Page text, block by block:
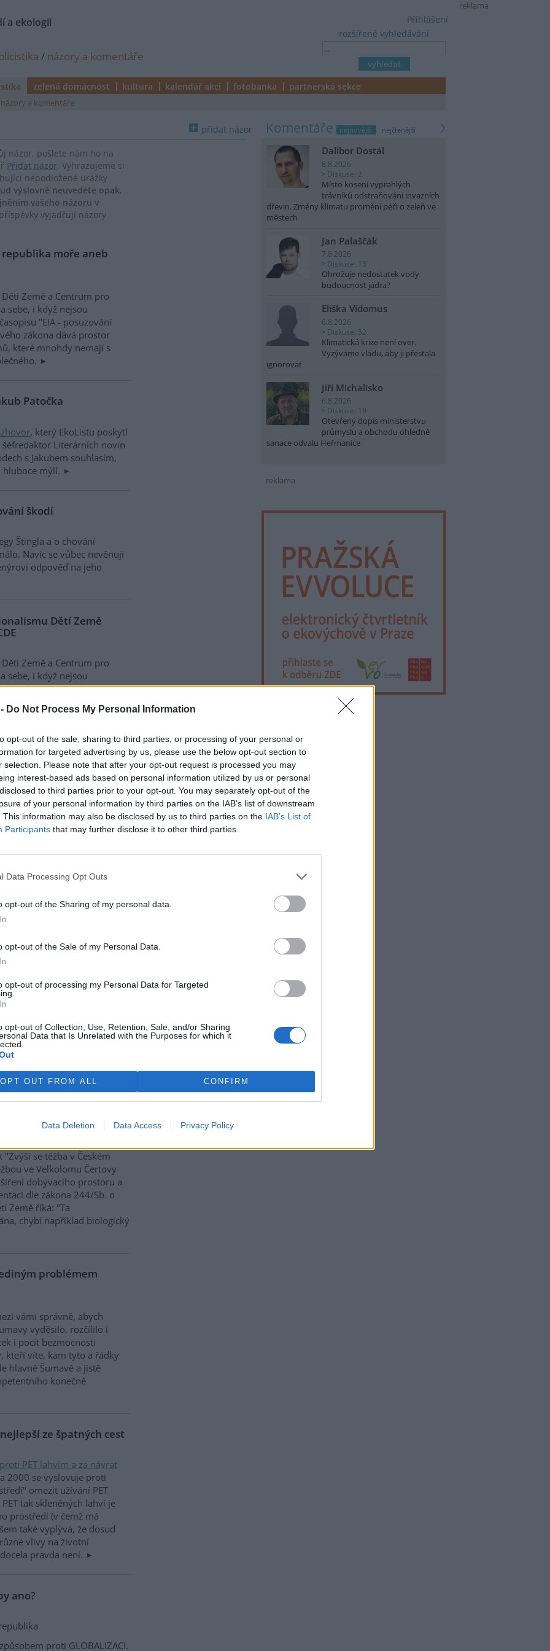
Do Not Process My Personal Information
opt-out of the sale, sharing to third parties, or processing of your personal or
for targeted advertising by us, please use the below opt-out section to
selection. Please note that after your opt-out request is processed you may
interest-based ads based on personal information utilized by us or personal
to third parties prior to your opt-out. You may separately opt-out of the
of your personal information by third parties on the IAB’s list of downstream
This information may also be disclosed by us to third parties on the IAB’s List of
Participants that may further disclose it to other third parties.
Data Processing Opt Outs
opt-out of the Sharing of my personal data.
opt-out of the Sale of my Personal Data.
opt-out of processing my Personal Data for Targeted
opt-out of Collection, Use, Retention, Sale, and/or Sharing
Data that Is Unrelated with the Purposes for which it
OPT OUT FROM ALL CONFIRM
Data Deletion Data Access Privacy Policy
reklama
a ekologii
/ názory a komentáře
rozšířené vyhledávání
Přihlášení
zelená domácnost kultura kalendář akcí fotobanka partnerská sekce
názory a komentáře
přidat názor
názor, pošlete nám ho na
Přidat názor. Vyhrazujeme si
nepodložené urážky
výslovně neuvedete opak,
vašeho názoru v
vyjadřují názory
republika moře aneb
Země a Centrum pro
sebe, i když nejsou
"EIA - posuzování
zákona dává prostor
které mnohdy nemají s
Patočka
, který EkoListu poskytl
šéfredaktor Literárních novin
s Jakubem souhlasím,
hluboce mýlí.
škodí
Štingla a o chování
Navíc se vůbec nevěnuji
odpověď na jeho
Dětí Země
Země a Centrum pro
sebe, i když nejsou
"EIA - posuzování
zákona dává prostor
oprávněných zájmů
svých nebo jiných subjektů,
a ŽP příliš společného.
jediný případ, že
pouze ochranu životního
vyjádření k těžbě
jak vyvrátit údajné
přece zveřejnit na
orgánů a obcí k těžbě
kterých se píše v Ekolistu.
devastaci Chráněné
zástupce firmy
EIA na Velkolom
záměr těžaře navýšit
nevěděl, žeAgentura
Ekoauditu
nesouhlas s navýšením
"Zvýší se těžba v
se těžba v Českém
ve Velkolomu Čertovy
dobývacího prostoru a
dle zákona 244/Sb. o
Země říká: "Ta
chybí například biologický
problémem
vámi správně, abych
vyděsilo, rozčílilo i
i pocit bezmocnosti
kteří víte, kam tyto a řádky
hlavně Šumavě a jistě
konečně
ze špatných cest
PET lahvím a za návrat
2000 se vyslovuje proti
omezit užívání PET
tak skleněných lahví je
prostředí (v čemž má
také vyplývá, že dosud
vlivy na životní
pravda není.
ano?
proti GLOBALIZACI.
komentáře nejnovější nejčtenější
Dalibor Dostál
8.8.2026
Diskuse: 2
Místo kosení vyprahlých
trávníků odstraňování invazních
dřevin. Změny klimatu promění péči o zeleň ve
městech
Jan Palaščák
7.8.2026
Diskuse: 13
Ohrožuje nedostatek vody
budoucnost jádra?
Eliška Vidomus
6.8.2026
Diskuse: 52
Klimatická krize není over.
Vyzýváme vládu, aby ji přestala
ignorovat
Jiří Michalisko
6.8.2026
Diskuse: 19
Otevřený dopis ministerstvu
průmyslu a obchodu ohledně
sanace odvalu Heřmanice
reklama